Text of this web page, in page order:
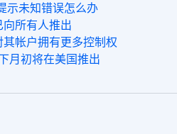
示未知错误怎么办
所有人推出
帐户拥有更多控制权
月初将在美国推出